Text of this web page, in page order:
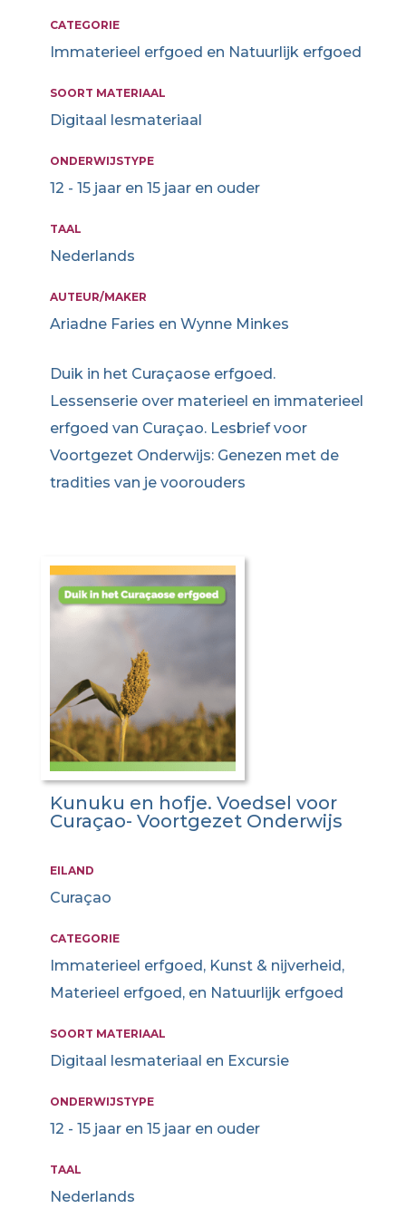
CATEGORIE
Immaterieel erfgoed en Natuurlijk erfgoed
SOORT MATERIAAL
Digitaal lesmateriaal
ONDERWIJSTYPE
12 - 15 jaar en 15 jaar en ouder
TAAL
Nederlands
AUTEUR/MAKER
Ariadne Faries en Wynne Minkes
Duik in het Curaçaose erfgoed.
Lessenserie over materieel en immaterieel
erfgoed van Curaçao. Lesbrief voor
Voortgezet Onderwijs: Genezen met de
tradities van je voorouders
Kunuku en hofje. Voedsel voor
Curaçao- Voortgezet Onderwijs
EILAND
Curaçao
CATEGORIE
Immaterieel erfgoed, Kunst & nijverheid,
Materieel erfgoed, en Natuurlijk erfgoed
SOORT MATERIAAL
Digitaal lesmateriaal en Excursie
ONDERWIJSTYPE
12 - 15 jaar en 15 jaar en ouder
TAAL
Nederlands